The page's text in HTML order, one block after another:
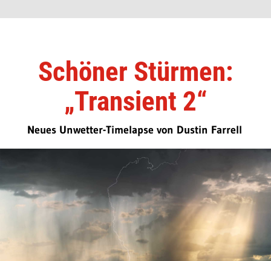
Schöner Stürmen:
„Transient 2“
Neues Unwetter-Timelapse von Dustin Farrell